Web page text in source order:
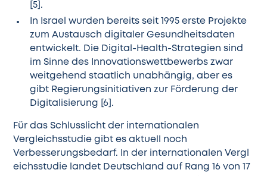
[5].
In
Israel wurden bereits seit 1995 erste Projekte
zum Austausch digitaler Gesundheitsdaten
entwickelt. Die Digital-Health-Strategien sind
im Sinne des Innovationswettbewerbs zwar
weitgehend staatlich unabhängig, aber es
gibt Regierungsinitiativen zur Förderung der
Digitalisierung [6].
Für das Schlusslicht der internationalen
Vergleichsstudie gibt es aktuell noch
Verbesserungsbedarf. In der
internationalen Vergl
eichsstudie landet Deutschland auf Rang 16 von 17